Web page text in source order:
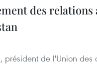
des relations
président de l'Union des